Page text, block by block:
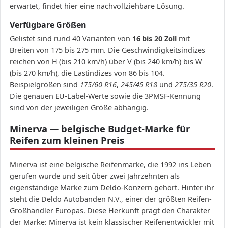
erwartet, findet hier eine nachvollziehbare Lösung.
Verfügbare Größen
Gelistet sind rund 40 Varianten von 16 bis 20 Zoll mit
Breiten von 175 bis 275 mm. Die Geschwindigkeitsindizes
reichen von H (bis 210 km/h) über V (bis 240 km/h) bis W
(bis 270 km/h), die Lastindizes von 86 bis 104.
Beispielgrößen sind 175/60 R16, 245/45 R18 und 275/35 R20.
Die genauen EU-Label-Werte sowie die 3PMSF-Kennung
sind von der jeweiligen Größe abhängig.
Minerva — belgische Budget-Marke für
Reifen zum kleinen Preis
Minerva ist eine belgische Reifenmarke, die 1992 ins Leben
gerufen wurde und seit über zwei Jahrzehnten als
eigenständige Marke zum Deldo-Konzern gehört. Hinter ihr
steht die Deldo Autobanden N.V., einer der größten Reifen-
Großhändler Europas. Diese Herkunft prägt den Charakter
der Marke: Minerva ist kein klassischer Reifenentwickler mit